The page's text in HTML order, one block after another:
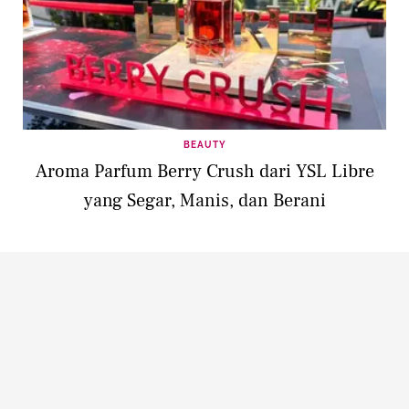
BEAUTY
Aroma Parfum Berry Crush dari YSL Libre
yang Segar, Manis, dan Berani